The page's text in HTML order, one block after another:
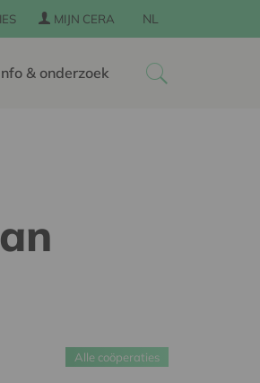
MIJN CERA NL
& onderzoek
Alle coöperaties